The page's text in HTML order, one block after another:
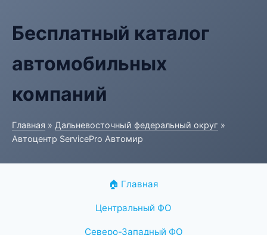
Бесплатный каталог
автомобильных
компаний
Главная » Дальневосточный федеральный округ »
Автоцентр ServicePro Автомир
🏠 Главная
Центральный ФО
Северо-Западный ФО